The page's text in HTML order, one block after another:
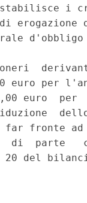
i
di
per
euro
far fronte
di  parte